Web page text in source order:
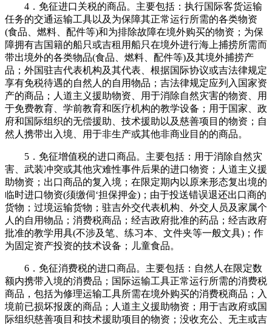
4．免征进口关税的商品。主要包括：执行国际客货运输
任务的交通运输工具以及为保障其正常运行所需的各类物资
(食品、燃料、配件等)和为排除故障在境外购买的物资；为保
障拥有吉国籍的船只或吉租用船只在境外进行海上捕捞所需而
带出境外的各类物品(食品、燃料、配件等)及其境外捕捞产
品；外国驻吉代表机构及其代表、根据国际协议或吉法律规定
享有免税待遇的自然人的自用物品；吉法律规定应列入国家资
产的商品；人道主义援助物资、用于消除自然灾害的物资、用
于免费教育、学前教育和医疗机构的教学设备；用于国家、政
府和国际组织的无偿援助、技术援助以及慈善项目的物资；自
然人携带出入境、用于非生产或其他非商业目的的商品。
5．免征增值税的进口商品。主要包括：用于消除自然灾
害、武装冲突或其他灾难性事件后果的进口物资；人道主义援
助物资；出口商品的复入境；在限定期内以原来形态复出境的
临时进口物资(须缴伺‘担保押金)；由于投送错误退还出口商的
货物；过境运输货物；驻吉外交代表机构、外交人员及家属个
人的自用物品；消费税商品；经吉政府批准的药品；经吉政府
批准的教学用具(不涉及笔、练习本、文件夹等一般文具)；作
为固定资产投资的技术设备；儿童食品。
6．免征消费税的进口商品。主要包括：自然人在限定数
额内携带入境的消费品；国际运输工具正常运行所需的消费税
商品，包括为修理运输工具所需在境外购买的消费税商品；入
境前已损坏报废的商品；人道主义援助物资；用于吉政府或国
际组织慈善项目和技术援助项目的物资；没收充公、无主或吉